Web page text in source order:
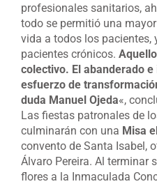
profesionales sanitarios,
todo se permitió una
vida a todos los pacientes,
pacientes crónicos.
colectivo. El abanderado
esfuerzo de
duda Manuel Ojeda«,
Las fiestas patronales de
culminarán con una Misa
convento de Santa Isabel,
Álvaro Pereira. Al terminar
flores a la Inmaculada